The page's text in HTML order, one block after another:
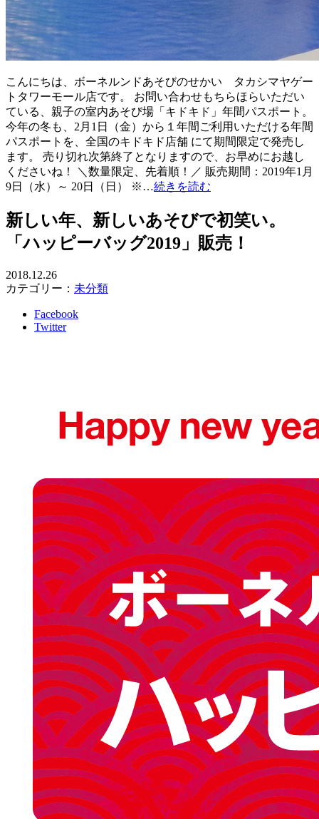
こんにちは、ボーネルンドあそびのせかい タカシマヤゲー
トタワーモール店です。 お問い合わせもちらほらいただい
ている、親子の室内あそび場「キドキド」年間パスポート。
今年の冬も、2月1日（金）から１年間ご利用いただける年間
パスポートを、全国のキドキド店舗 にて期間限定で発売し
ます。 売り切れ次第終了となりますので、お早めにお越し
くださいね！ ＼数量限定、先着順！／ 販売期間：2019年1月
9日（水）～ 20日（日） ※…続きを読む
新しい年、新しいあそびで初笑い。
「ハッピーバッグ2019」販売！
2018.12.26
カテゴリー： 未分類
Facebook
Twitter